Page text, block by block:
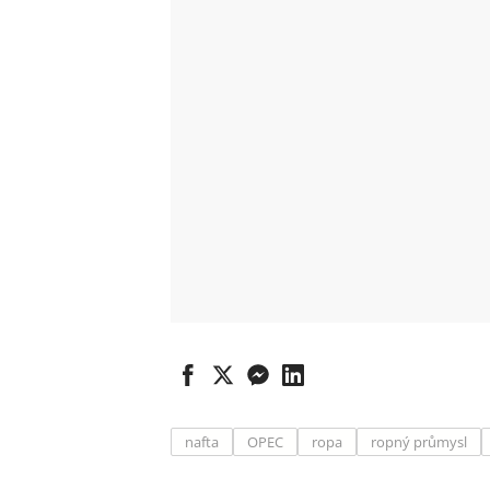
nafta OPEC ropa ropný průmysl